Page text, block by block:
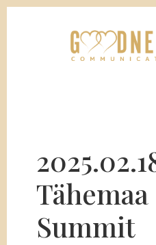
Tähemaa
Summit